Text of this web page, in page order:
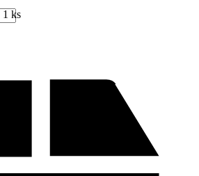
1 ks